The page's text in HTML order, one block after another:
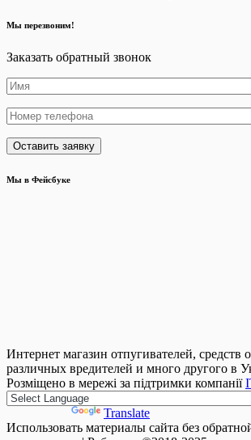
Мы перезвоним!
Заказать обратный звонок
Мы в Фейсбуке
Интернет магазин отпугивателей, средств
различных вредителей и много другого в
Розміщено в мережі за підтримки компанії
Translate
Использовать материалы сайта без